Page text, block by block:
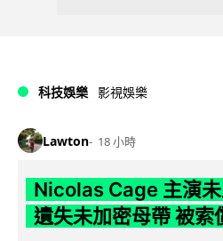
科技娛樂 影視娛樂
Lawton 18 小時
Nicolas Cage 主演
遺失未加密母帶 被索